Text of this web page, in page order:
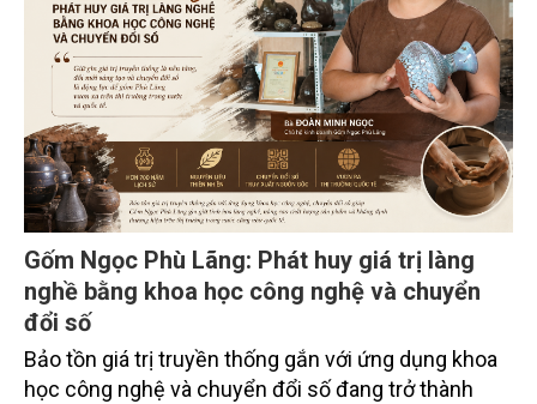
trường tỉnh Lai Châu và đại diện các cơ quan đơn vị
doanh nghiệp ở các tỉnh miền núi phía Bắc.
Gốm Ngọc Phù Lãng: Phát huy giá trị làng
nghề bằng khoa học công nghệ và chuyển
đổi số
Bảo tồn giá trị truyền thống gắn với ứng dụng khoa
học công nghệ và chuyển đổi số đang trở thành